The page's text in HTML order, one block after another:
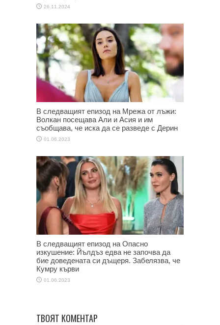
26.11.2024
В следващият епизод на Мрежа от лъжи:
Волкан посещава Али и Асия и им
съобщава, че иска да се разведе с Дерин
01.06.2023
В следващият епизод на Опасно
изкушение: Йълдъз едва не започва да
бие доведената си дъщеря. Забелязва, че
Кумру кърви
01.06.2023
ТВОЯТ КОМЕНТАР